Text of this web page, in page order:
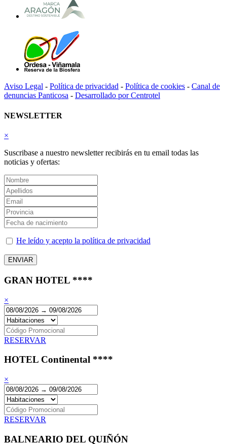
Aviso Legal - Política de privacidad - Política de cookies - Canal de
denuncias Panticosa - Desarrollado por Centrotel
NEWSLETTER
×
Suscribase a nuestro newsletter recibirás en tu email todas las
noticias y ofertas:
He leído y acepto la política de privacidad
GRAN HOTEL ****
×
RESERVAR
HOTEL Continental ****
×
RESERVAR
BALNEARIO DEL QUIÑÓN